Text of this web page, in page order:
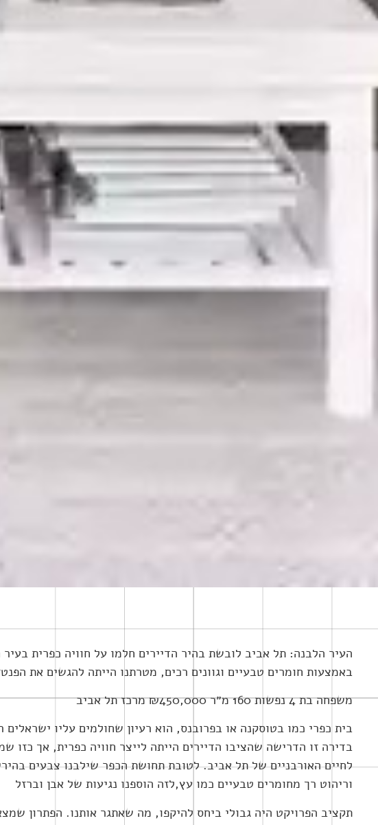
העיר הלבנה: תל אביב לובשת בהיר הדיירים חלמו על חוויה כפרית בעיר
באמצעות חומרים טבעיים וגוונים רכים, מטרתנו הייתה להגשים את
משפחה בת 4 נפשות 160 מ״ר ₪450,000 מרכז תל אביב
בית כפרי כמו בטוסקנה או בפרובנס, הוא רעיון שחולמים עליו ישראלים
בדירה זו הדרישה שהציבו הדיירים הייתה לייצר חוויה כפרית, אך כזו
לחיים האורבניים של תל אביב. לטובת תחושת הכפר שילבנו צבעים
וריהוט רך מחומרים טבעיים כמו עץ,לזה הוספנו נגיעות של אבן וברזל
תקציב הפרויקט היה גבולי ביחס להיקפו, מה שאתגר אותנו. הפתרון